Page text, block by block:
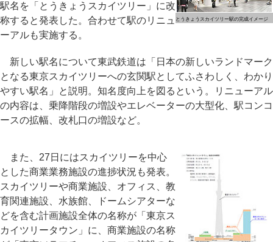
とうきょうスカイツリー駅の完成イメージ
駅名を「とうきょうスカイツリー」に改
称すると発表した。合わせて駅のリニュ
ーアルも実施する。
新しい駅名について東武鉄道は「日本の新しいランドマーク
となる東京スカイツリーへの玄関駅としてふさわしく、わかり
やすい駅名」と説明。知名度向上を図るという。リニューアル
の内容は、乗降階段の増設やエレベーターの大型化、駅コンコ
ースの拡幅、改札口の増設など。
また、27日にはスカイツリーを中心
とした商業業務施設の進捗状況も発表。
スカイツリーや商業施設、オフィス、教
育関連施設、水族館、ドームシアターな
どを含む計画施設全体の名称が「東京ス
カイツリータウン」に、商業施設の名称